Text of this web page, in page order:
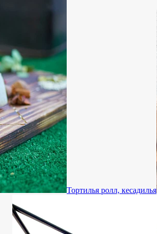
Тортилья ролл, кесадилья